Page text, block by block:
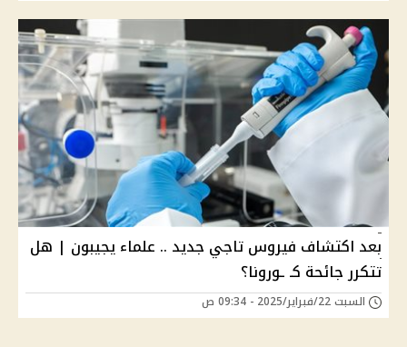
بعد اكتشاف فيروس تاجي جديد .. علماء يجيبون | هل
تتكرر جائحة كـ ـورونا؟
السبت 22/فبراير/2025 - 09:34 ص